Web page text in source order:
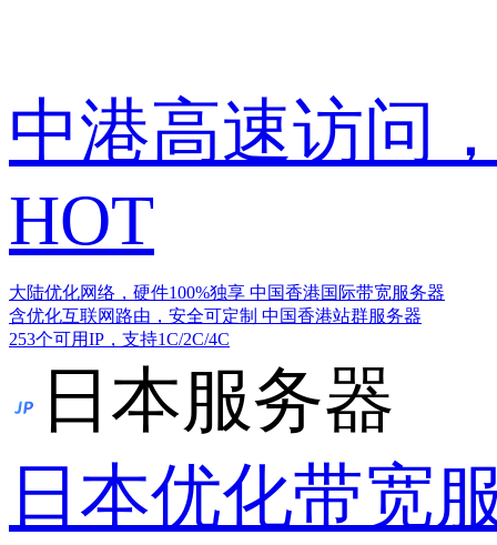
中港高速访问
HOT
大陆优化网络，硬件100%独享 中国香港国际带宽服务器
含优化互联网路由，安全可定制 中国香港站群服务器
253个可用IP，支持1C/2C/4C
日本服务器
日本优化带宽